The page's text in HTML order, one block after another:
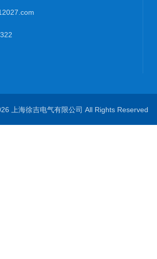
上海徐吉电气有限公司 All Rights